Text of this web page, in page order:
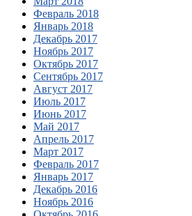
Февраль 2018
Январь 2018
Декабрь 2017
Ноябрь 2017
Октябрь 2017
Сентябрь 2017
Август 2017
Июль 2017
Июнь 2017
Май 2017
Апрель 2017
Март 2017
Февраль 2017
Январь 2017
Декабрь 2016
Ноябрь 2016